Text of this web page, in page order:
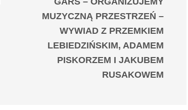
MUZYCZNĄ PRZESTRZEŃ –
WYWIAD Z PRZEMKIEM
LEBIEDZIŃSKIM, ADAMEM
PISKORZEM I JAKUBEM
RUSAKOWEM